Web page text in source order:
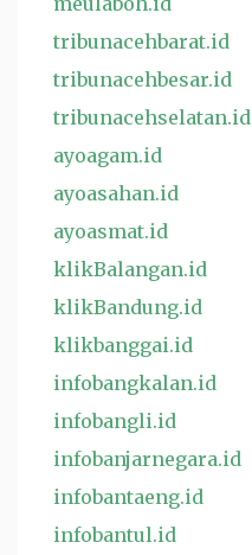
tribunacehbarat.id
tribunacehbesar.id
tribunacehselatan.id
ayoagam.id
ayoasahan.id
ayoasmat.id
klikBalangan.id
klikBandung.id
klikbanggai.id
infobangkalan.id
infobangli.id
infobanjarnegara.id
infobantaeng.id
infobantul.id